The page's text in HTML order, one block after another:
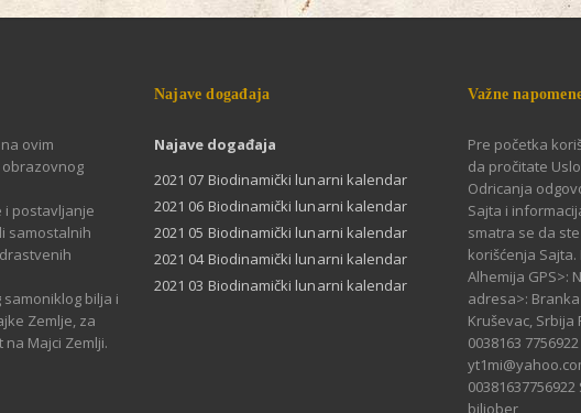
ovim
i postavljanje
samostalnih
bilja i
Zemlje, za
Majci Zemlji.
Najave događaja
Najave događaja
2021 07 Biodinamički lunarni kalendar
2021 06 Biodinamički lunarni kalendar
2021 05 Biodinamički lunarni kalendar
2021 04 Biodinamički lunarni kalendar
2021 03 Biodinamički lunarni kalendar
Važne
Pre početka
da pročitate
Odricanja
Sajta i
smatra se da
korišćenja Sajta.
Alhemija GPS>:
adresa>: Branka
Kruševac, Srbija
0038163
00381637756922
biljober